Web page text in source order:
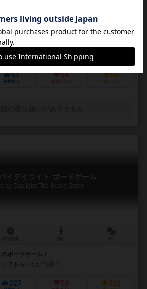
14歳～
人を出し抜いて「血の遺志」を集めろ
ムソフトウェアのブラッドボーンのカードゲ
極めた古都ヤーナムでは風土病「獣の病」がは
は「獣の病」の罹患者で...
51
経験あり
14
お気に入り
50
持ってる
イデイライト ボードゲーム
by Daylight: The Board Game
ボードゲーム！
てもらいたい作品！
227 53 212